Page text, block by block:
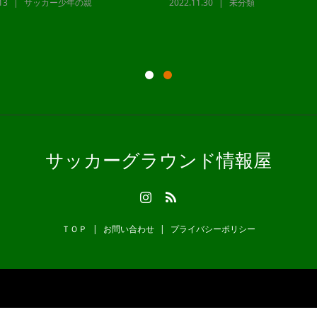
サッカー少年の親 2022.11.30 未分類
サッカーグラウンド情報屋
ＴＯＰ お問い合わせ プライバシーポリシー